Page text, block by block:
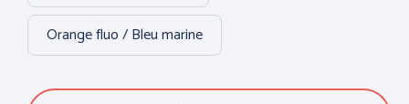
ANTICHUTE HYGIENE
Orange fluo / Bleu marine